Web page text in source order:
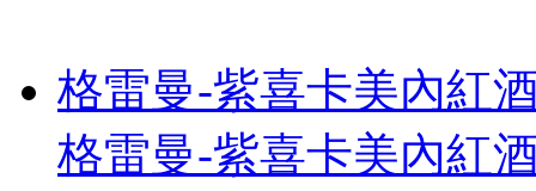
格雷曼-紫喜卡美內紅
格雷曼-紫喜卡美內紅